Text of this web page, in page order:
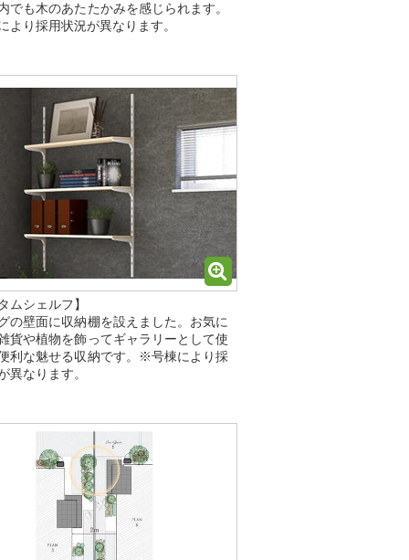
でも木のあたたかみを感じられます。
より採用状況が異なります。
ムシェルフ】
の壁面に収納棚を設えました。お気に
貨や植物を飾ってギャラリーとして使
利な魅せる収納です。※号棟により採
異なります。